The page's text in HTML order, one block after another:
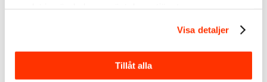
Visa detaljer
Tillåt alla
Du och jag arbetar praktiskt och effektivt vilket snabbt tar dig
Det här är för dig som är genuint intresserad av att ta LinkedIn
marknad/kommunikation eller om du är en entreprenör som